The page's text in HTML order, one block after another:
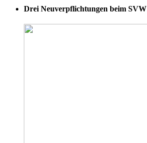
Drei Neuverpflichtungen beim SVW